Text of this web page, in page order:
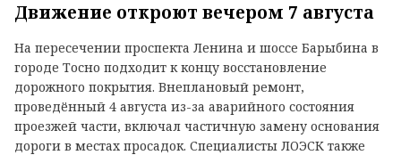
Движение откроют вечером 7 августа
На пересечении проспекта Ленина и шоссе Барыбина в
городе Тосно подходит к концу восстановление
дорожного покрытия. Внеплановый ремонт,
проведённый 4 августа из-за аварийного состояния
проезжей части, включал частичную замену основания
дороги в местах просадок. Специалисты ЛОЭСК также